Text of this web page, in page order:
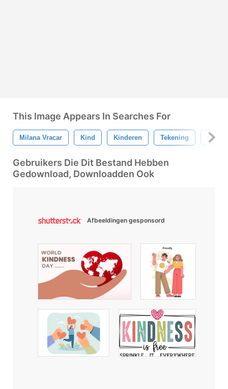
This Image Appears In Searches For
Milana Vracar Kind Kinderen Tekening
Gebruikers Die Dit Bestand Hebben
Gedownload, Downloadden Ook
Afbeeldingen gesponsord